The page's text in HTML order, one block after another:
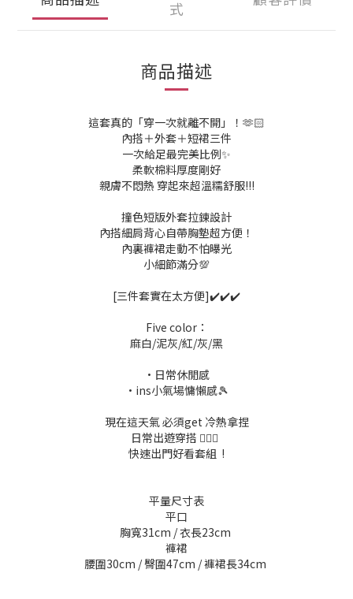
式
商品描述
這套真的「穿一次就離不開」！🫶🏻
內搭＋外套＋短裙三件
一次給足最完美比例✨
柔軟棉料厚度剛好
親膚不悶熱 穿起來超溫糯舒服!!!
撞色短版外套拉鍊設計
內搭細肩背心自帶胸墊超方便！
內裏褲裙走動不怕曝光
小細節滿分💯
[三件套實在太方便]✔️✔️✔️
Five color：
麻白/泥灰/紅/灰/黑
•日常休閒感
•ins小氣場慵懶感🎾
現在這天氣 必須get 冷熱拿捏
日常出遊穿搭 🧏🏻‍♀️
快速出門好看套組 !
平量尺寸表
平口
胸寬31cm / 衣長23cm
褲裙
腰圍30cm / 臀圍47cm / 褲裙長34cm